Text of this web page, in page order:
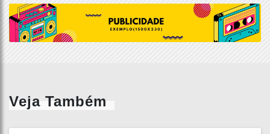
Veja Também